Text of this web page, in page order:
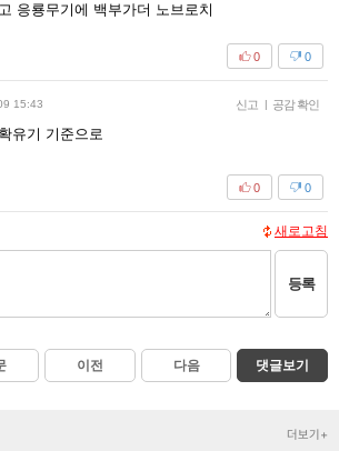
응룡무기에 백부가더 노브로치
0
0
15:43 신고 | 공감 확인
유기 기준으로
0
0
새로고침
등록
이전 다음 댓글보기
더보기+